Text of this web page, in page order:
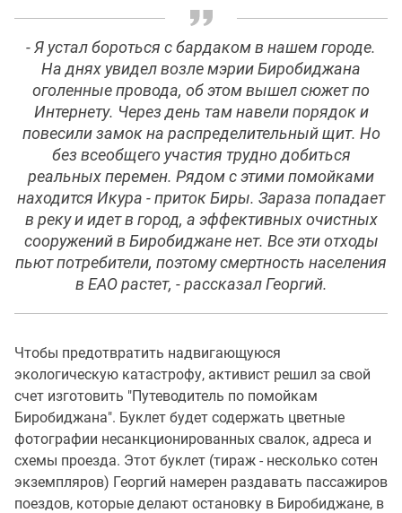
- Я устал бороться с бардаком в нашем городе.
На днях увидел возле мэрии Биробиджана
оголенные провода, об этом вышел сюжет по
Интернету. Через день там навели порядок и
повесили замок на распределительный щит. Но
без всеобщего участия трудно добиться
реальных перемен. Рядом с этими помойками
находится Икура - приток Биры. Зараза попадает
в реку и идет в город, а эффективных очистных
сооружений в Биробиджане нет. Все эти отходы
пьют потребители, поэтому смертность населения
в ЕАО растет, - рассказал Георгий.
Чтобы предотвратить надвигающуюся
экологическую катастрофу, активист решил за свой
счет изготовить "Путеводитель по помойкам
Биробиджана". Буклет будет содержать цветные
фотографии несанкционированных свалок, адреса и
схемы проезда. Этот буклет (тираж - несколько сотен
экземпляров) Георгий намерен раздавать пассажиров
поездов, которые делают остановку в Биробиджане, в